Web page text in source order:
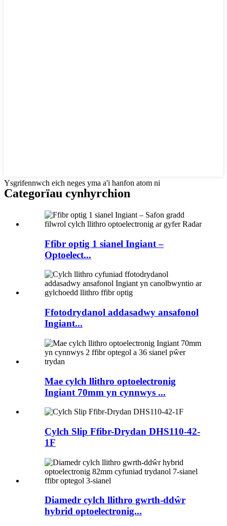
Ysgrifennwch eich neges yma a'i hanfon atom ni
Categorïau cynhyrchion
Ffibr optig 1 sianel Ingiant –
Optoelect...
Ffotodrydanol addasadwy ansafonol
Ingiant...
Mae cylch llithro optoelectronig
Ingiant 70mm yn cynnwys ...
Cylch Slip Ffibr-Drydan DHS110-42-
1F
Diamedr cylch llithro gwrth-ddŵr
hybrid optoelectronig...